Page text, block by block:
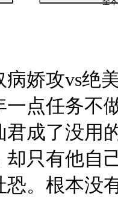
娇攻vs绝
点任务不
君成了没用
却只有他自
恐。根本没